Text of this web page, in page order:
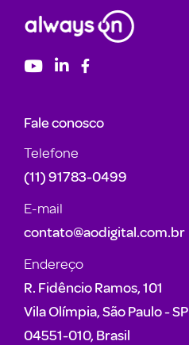
Fale conosco
Telefone
(11) 91783-0499
E-mail
contato@aodigital.com.br
Endereço
R. Fidêncio Ramos, 101
Vila Olímpia, São Paulo - SP
04551-010, Brasil